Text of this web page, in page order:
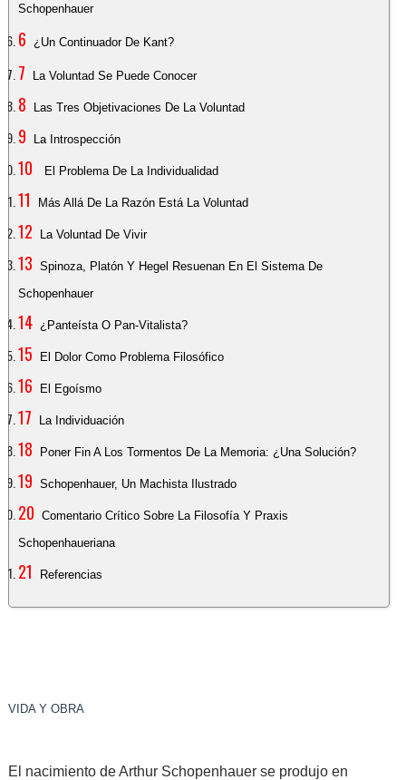
Schopenhauer
¿Un Continuador De Kant?
La Voluntad Se Puede Conocer
Las Tres Objetivaciones De La Voluntad
La Introspección
El Problema De La Individualidad
Más Allá De La Razón Está La Voluntad
La Voluntad De Vivir
Spinoza, Platón Y Hegel Resuenan En El Sistema De
Schopenhauer
¿Panteísta O Pan-Vitalista?
El Dolor Como Problema Filosófico
El Egoísmo
La Individuación
Poner Fin A Los Tormentos De La Memoria: ¿una Solución?
Schopenhauer, Un Machista Ilustrado
Comentario Crítico Sobre La Filosofía Y Praxis
Schopenhaueriana
Referencias
VIDA Y OBRA
El nacimiento de Arthur Schopenhauer se produjo en